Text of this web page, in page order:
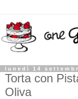
lunedì 14
Torta con
Oliva